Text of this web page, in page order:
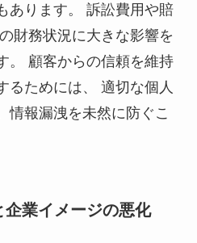
あります。 訴訟費用や賠
財務状況に大きな影響を
。 顧客からの信頼を維持
るためには、 適切な個人
情報漏洩を未然に防ぐこ
業イメージの悪化